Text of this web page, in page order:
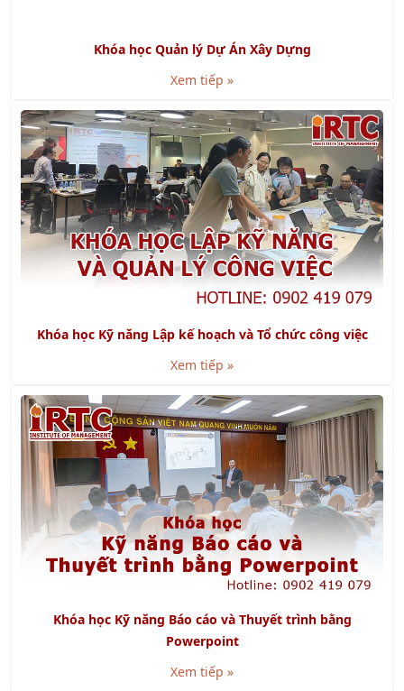
Khóa học Quản lý Dự Án Xây Dựng
Xem tiếp »
Khóa học Kỹ năng Lập kế hoạch và Tổ chức công việc
Xem tiếp »
Khóa học Kỹ năng Báo cáo và Thuyết trình bằng
Powerpoint
Xem tiếp »